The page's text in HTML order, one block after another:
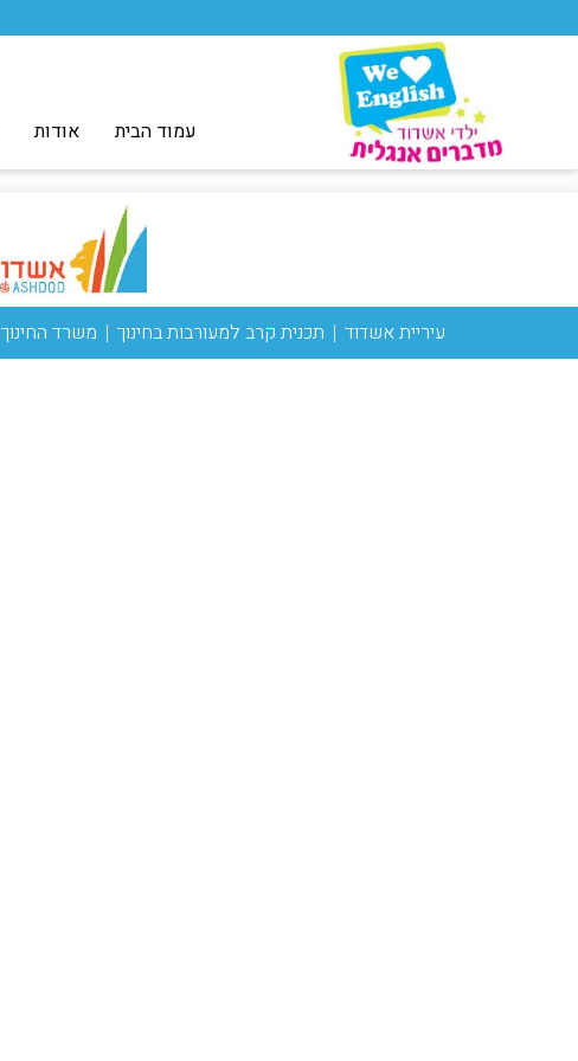
עמוד הבית אודות
עיריית אשדוד תכנית קרב למעורבות בחינוך משרד החינוך